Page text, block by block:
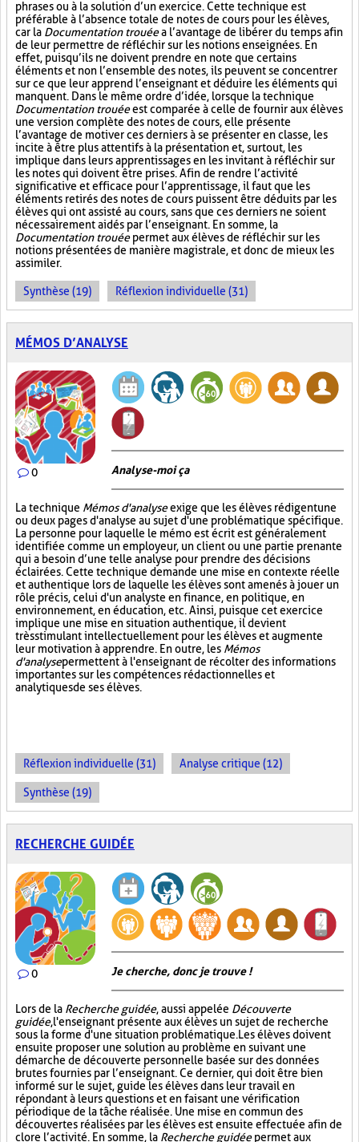
phrases ou à la solution d’un exercice. Cette technique est
préférable à l’absence totale de notes de cours pour les élèves,
car la Documentation trouéea l’avantage de libérer du temps afin
de leur permettre de réfléchir sur les notions enseignées. En
effet, puisqu’ils ne doivent prendre en note que certains
éléments et non l’ensemble des notes, ils peuvent se concentrer
sur ce que leur apprend l’enseignant et déduire les éléments qui
manquent. Dans le même ordre d’idée, lorsque la technique
Documentation trouéeest comparée à celle de fournir aux élèves
une version complète des notes de cours, elle présente
l’avantage de motiver ces derniers à se présenter en classe, les
incite à être plus attentifs à la présentation et, surtout, les
implique dans leurs apprentissages en les invitant à réfléchir sur
les notes qui doivent être prises. Afin de rendre l’activité
significative et efficace pour l’apprentissage, il faut que les
éléments retirés des notes de cours puissent être déduits par les
élèves qui ont assisté au cours, sans que ces derniers ne soient
nécessairement aidés par l’enseignant. En somme, la
Documentation trouéepermet aux élèves de réfléchir sur les
notions présentées de manière magistrale, et donc de mieux les
assimiler.
Synthèse (19) Réflexion individuelle (31)
MÉMOS D’ANALYSE
0 Analyse-moi ça
La technique Mémos d'analyseexige que les élèves rédigent une
ou deux pages d'analyse au sujet d'une problématique spécifique.
La personne pour laquelle le mémo est écrit est généralement
identifiée comme un employeur, un client ou une partie prenante
qui a besoin d’une telle analyse pour prendre des décisions
éclairées. Cette technique demande une mise en contexte réelle
et authentique lors de laquelle les élèves sont amenés à jouer un
rôle précis, celui d'un analyste en finance, en politique, en
environnement, en éducation, etc. Ainsi, puisque cet exercice
implique une mise en situation authentique, il devient
très stimulant intellectuellement pour les élèves et augmente
leur motivation à apprendre. En outre, les Mémos
d'analysepermettent à l'enseignant de récolter des informations
importantes sur les compétences rédactionnelles et
analytiques de ses élèves.
Réflexion individuelle (31) Analyse critique (12)
Synthèse (19)
RECHERCHE GUIDÉE
0 Je cherche, donc je trouve !
Lors de la Recherche guidée, aussi appelée Découverte
guidée, l'enseignant présente aux élèves un sujet de recherche
sous la forme d'une situation problématique. Les élèves doivent
ensuite proposer une solution au problème en suivant une
démarche de découverte personnelle basée sur des données
brutes fournies par l’enseignant. Ce dernier, qui doit être bien
informé sur le sujet, guide les élèves dans leur travail en
répondant à leurs questions et en faisant une vérification
périodique de la tâche réalisée. Une mise en commun des
découvertes réalisées par les élèves est ensuite effectuée afin de
clore l’activité. En somme, la Recherche guidéepermet aux